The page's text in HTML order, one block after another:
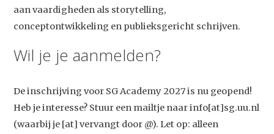
aan vaardigheden als storytelling,
conceptontwikkeling en publieksgericht schrijven.
Wil je je aanmelden?
De inschrijving voor SG Academy 2027 is nu geopend!
Heb je interesse? Stuur een mailtje naar info[at]sg.uu.nl
(waarbij je [at] vervangt door @). Let op: alleen